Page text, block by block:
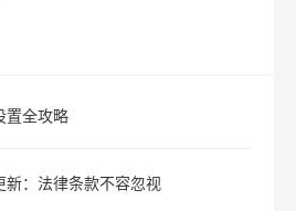
置全攻略
新：法律条款不容忽视